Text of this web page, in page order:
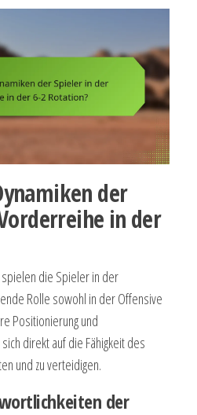
der
in der
die Spieler in der
Rolle sowohl in der Offensive
Positionierung und
direkt auf die Fähigkeit des
und zu verteidigen.
der